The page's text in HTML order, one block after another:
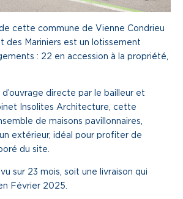
histoire
métiers
cette commune de Vienne Condrieu
des Mariniers est un lotissement
: 22 en accession à la propriété,
d’ouvrage directe par le bailleur et
Insolites Architecture, cette
de maisons pavillonnaires,
extérieur, idéal pour profiter de
du site.
sur 23 mois, soit une livraison qui
Février 2025.